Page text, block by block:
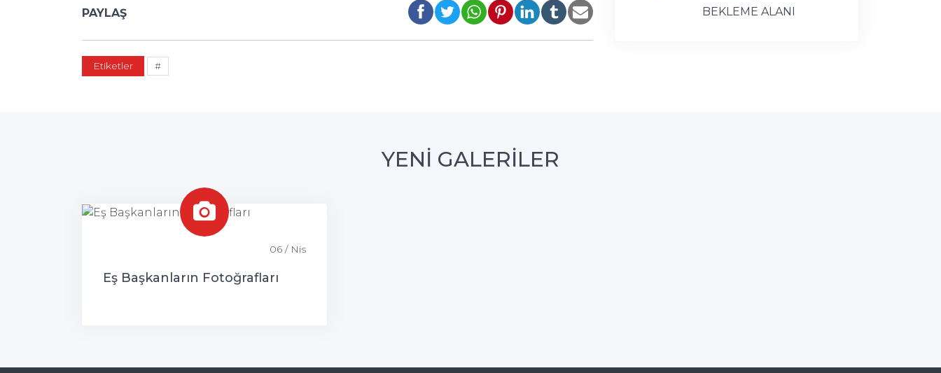
PAYLAŞ
Etiketler #
BEKLEME ALANI
YENİ GALERİLER
06 / Nis
Eş Başkanların Fotoğrafları